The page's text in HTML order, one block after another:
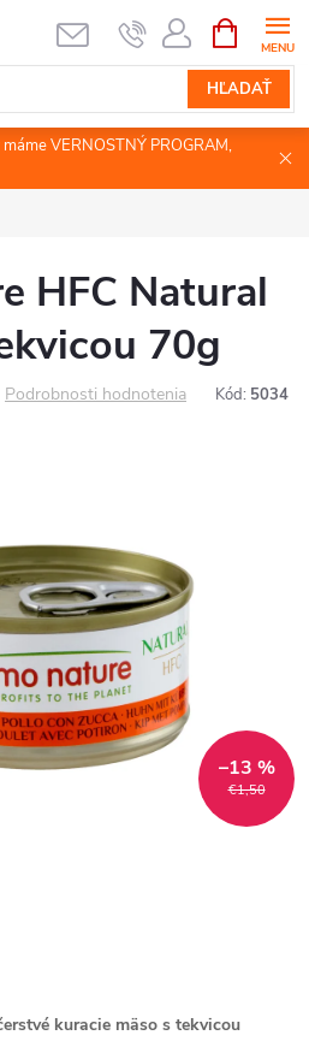
HĽADAŤ
KOŠÍK
VERNOSTNÝ PROGRAM,
HFC Natural
70g
Podrobnosti hodnotenia Kód: 5034
€1,50
–13 %
kuracie mäso s tekvicou